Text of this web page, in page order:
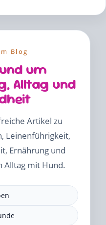
Blog
um
Alltag und
Artikel zu
Leinenführigkeit,
Ernährung und
Alltag mit Hund.